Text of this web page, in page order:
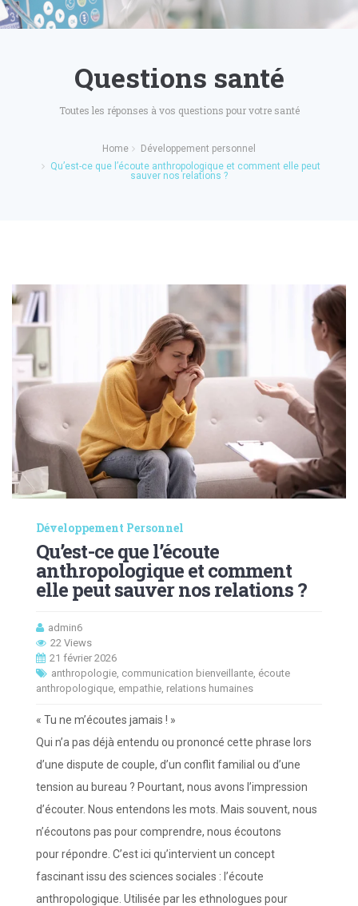
Questions santé
Toutes les réponses à vos questions pour votre santé
Home
Développement personnel
Qu’est-ce que l’écoute anthropologique et comment elle peut
sauver nos relations ?
Développement Personnel
Qu’est-ce que l’écoute
anthropologique et comment
elle peut sauver nos relations ?
admin6
22 Views
21 février 2026
anthropologie communication bienveillante écoute
anthropologique empathie relations humaines
« Tu ne m’écoutes jamais ! »
Qui n’a pas déjà entendu ou prononcé cette phrase lors
d’une dispute de couple, d’un conflit familial ou d’une
tension au bureau ? Pourtant, nous avons l’impression
d’écouter. Nous entendons les mots. Mais souvent, nous
n’écoutons pas pour comprendre, nous écoutons
pourrépondre C’est ici qu’intervient un concept
fascinant issu des sciences sociales : l’écoute
anthropologique. Utilisée par les ethnologues pour